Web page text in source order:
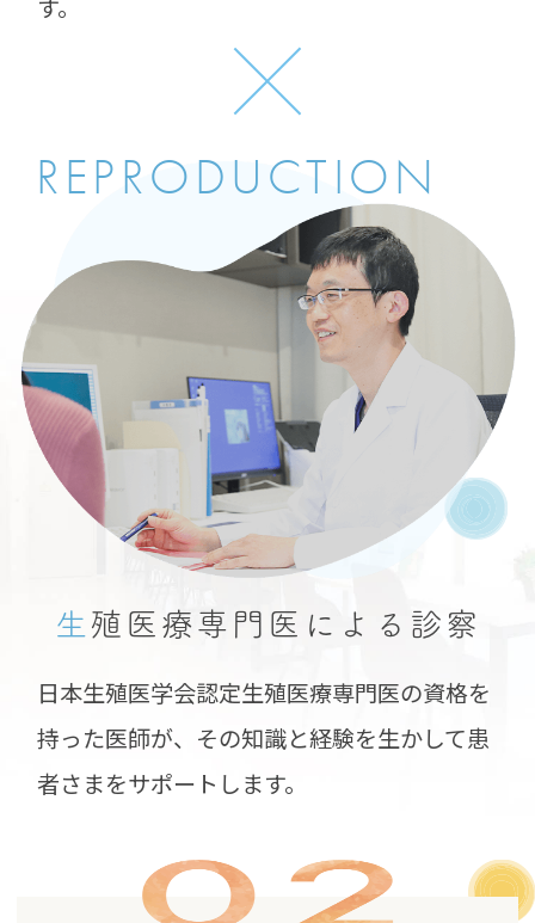
す。
REPRODUCTION
生 殖医療専門医による 診察
日本生殖医学会認定生殖医療専門医の資格を
持った医師が、その知識と経験を生かして患
者さまをサポートします。